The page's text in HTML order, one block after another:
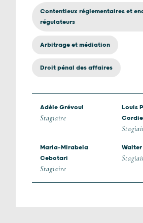
Contentieux réglementaires et
régulateurs
Arbitrage et médiation
Droit pénal des affaires
Adèle Grévoul
Stagiaire
Louis
Maria-Mirabela
Cebotari
Stagiaire